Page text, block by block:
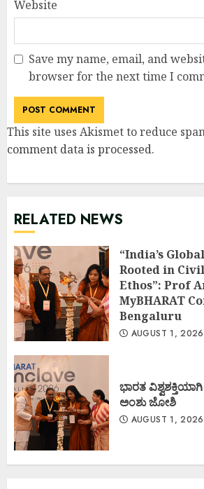
Website
Save my name, email, and
browser for the next time I
This site uses Akismet to reduce
comment data is processed.
RELATED NEWS
“India’s
Rooted in
Ethos”: Prof
MyBHARAT
Bengaluru
AUGUST 1, 2026
ಭಾರತ ವಿಶ್ವಶಕ್ತಿಯಾಗಿ
ಅಂಶು ಜೋಶಿ
AUGUST 1, 2026